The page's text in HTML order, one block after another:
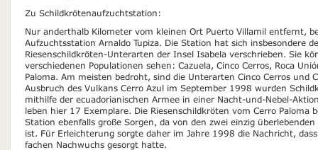
Zu Schildkrötenaufzuchtstation:
Nur anderthalb Kilometer vom kleinen Ort Puerto Villamil entfernt,
Aufzuchtsstation Arnaldo Tupiza. Die Station hat sich insbesondere
Riesenschildkröten-Unterarten der Insel Isabela verschrieben. Sie
verschiedenen Populationen sehen: Cazuela, Cinco Cerros, Roca
Paloma. Am meisten bedroht, sind die Unterarten Cinco Cerros und
Ausbruch des Vulkans Cerro Azul im September 1998 wurden
mithilfe der ecuadorianischen Armee in einer Nacht-und-Nebel-
leben hier 17 Exemplare. Die Riesenschildkröten vom Cerro Paloma
Station ebenfalls große Sorgen, da von den zwei einzig
ist. Für Erleichterung sorgte daher im Jahre 1998 die Nachricht,
fachen Nachwuchs gesorgt hatte.